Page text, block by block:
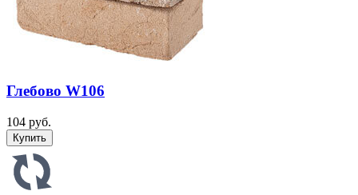
Глебово W106
104 руб.